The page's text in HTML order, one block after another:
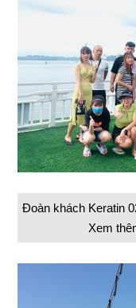
Đoàn khách Keratin
Xem